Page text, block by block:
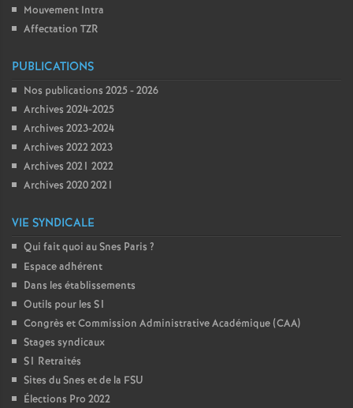
Mouvement Intra
Affectation TZR
PUBLICATIONS
Nos publications 2025 - 2026
Archives 2024-2025
Archives 2023-2024
Archives 2022 2023
Archives 2021 2022
Archives 2020 2021
VIE SYNDICALE
Qui fait quoi au Snes Paris ?
Espace adhérent
Dans les établissements
Outils pour les S1
Congrès et Commission Administrative Académique (CAA)
Stages syndicaux
S1 Retraités
Sites du Snes et de la FSU
Élections Pro 2022